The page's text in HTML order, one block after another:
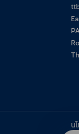
น